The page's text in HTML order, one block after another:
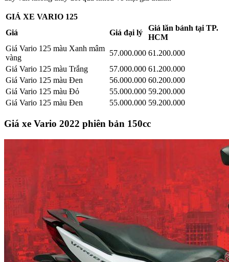
GIÁ XE VARIO 125
Giá
Giá đại lý
Giá lăn bánh tại TP.
HCM
Giá Vario 125 màu Xanh mâm
vàng
57.000.000 61.200.000
Giá Vario 125 màu Trắng
57.000.000 61.200.000
Giá Vario 125 màu Đen
56.000.000 60.200.000
Giá Vario 125 màu Đỏ
55.000.000 59.200.000
Giá Vario 125 màu Đen
55.000.000 59.200.000
Giá xe Vario 2022 phiên bản 150cc